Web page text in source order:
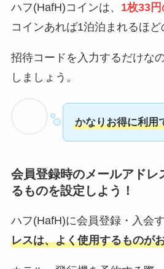
ハフ(HafH)コインは、 1枚33
コインあれば1泊泊まれるほど
招待コードを入力するだけな
しましょう。
かなりお得に利用
会員登録時のメールアドレ
るものを設定しよう！
ハフ(HafH)に会員登録・入会す
レスは、よく使用するものが